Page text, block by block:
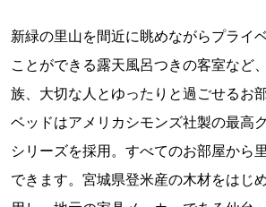
新緑の里山を間近に眺めながらプライ
ことができる露天風呂つきの客室など
族、大切な人とゆったりと過ごせるお
ベッドはアメリカシモンズ社製の最高
シリーズを採用。すべてのお部屋から
できます。宮城県登米産の木材をはじ